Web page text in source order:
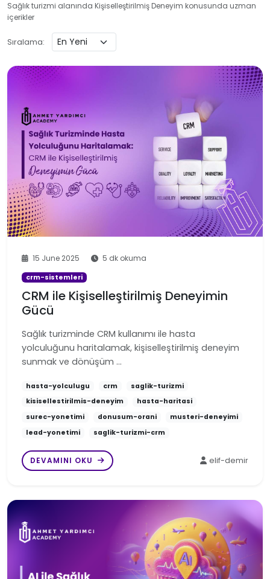
Sağlık turizmi alanında Kişiselleştirilmiş Deneyim konusunda uzman
içerikler
Sıralama:
15 June 2025 5 dk okuma
crm-sistemleri
CRM ile Kişiselleştirilmiş Deneyimin
Gücü
Sağlık turizminde CRM kullanımı ile hasta
yolculuğunu haritalamak, kişiselleştirilmiş deneyim
sunmak ve dönüşüm …
hasta-yolculugu crm
saglik-turizmi
kisisellestirilmis-deneyim
hasta-haritasi
surec-yonetimi
donusum-orani
musteri-deneyimi
lead-yonetimi
saglik-turizmi-crm
DEVAMINI OKU elif-demir